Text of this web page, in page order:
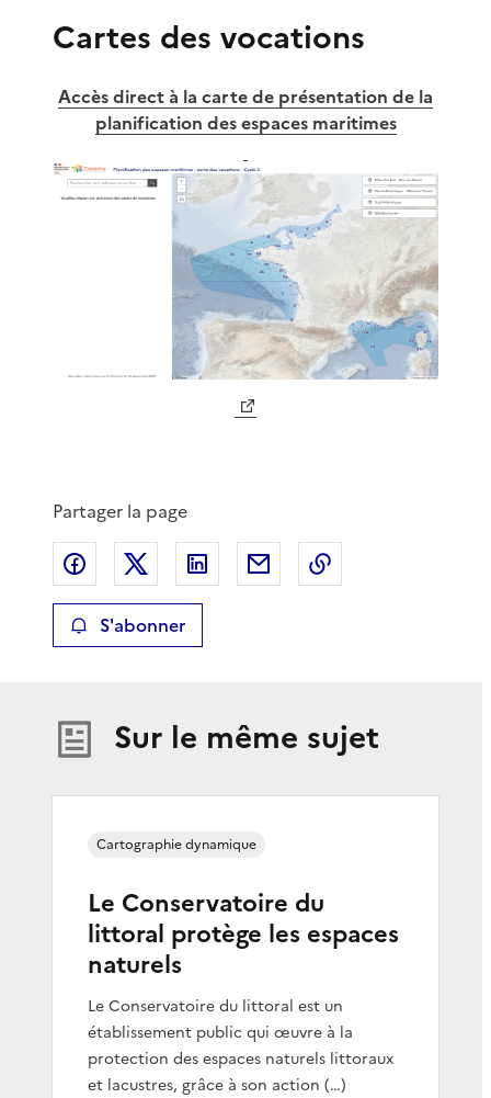
Cartes des vocations
Accès direct à la carte de présentation de la
planification des espaces maritimes
Partager la page
Partager sur Facebook
Partager sur XPartager sur LinkedIn
Partager par email
S'abonner
Sur le même sujet
Le Conservatoire du
littoral protège les espaces
naturels
Le Conservatoire du littoral est un
établissement public qui œuvre à la
protection des espaces naturels littoraux
et lacustres, grâce à son action (…)
Cartographie dynamique